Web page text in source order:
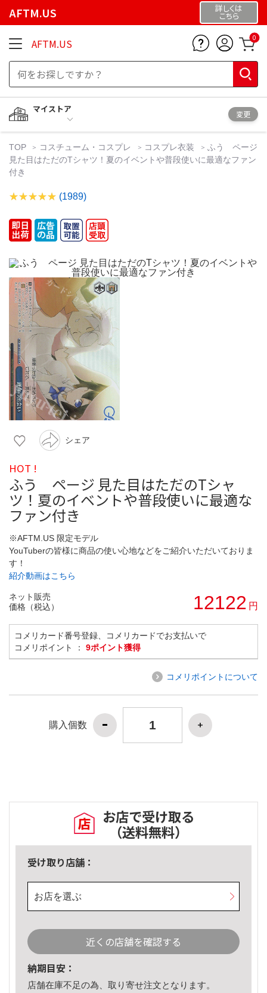
AFTM.US 詳しくは
こちら
AFTM.US 0
マイストア
変更
TOP コスチューム・コスプレ コスプレ衣装
ふう ページ
見た目はただのTシャツ！夏のイベントや普段使いに最適なファン
付き
(1989)
シェア
HOT !
ふう ページ 見た目はただのTシャ
ツ！夏のイベントや普段使いに最適な
ファン付き
※AFTM.US 限定モデル
YouTuberの皆様に商品の使い心地などをご紹介いただいておりま
す！
紹介動画はこちら
ネット販売
価格（税込）
12122 円
コメリカード番号登録、コメリカードでお支払いで
コメリポイント ： 9ポイント獲得
コメリポイントについて
購入個数
お店で受け取る
（送料無料）
受け取り店舗：
お店を選ぶ
近くの店舗を確認する
納期目安：
店舗在庫不足の為、取り寄せ注文となります。